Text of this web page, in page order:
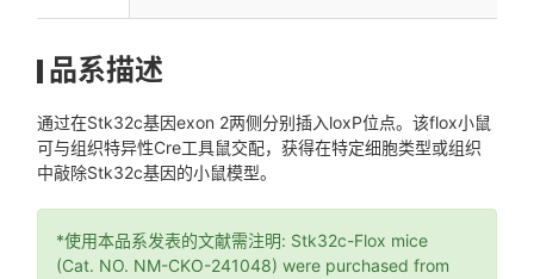
品系描述
通过在Stk32c基因exon 2两侧分别插入loxP位点。该flox小鼠
可与组织特异性Cre工具鼠交配，获得在特定细胞类型或组织
中敲除Stk32c基因的小鼠模型。
*使用本品系发表的文献需注明: Stk32c-Flox mice
(Cat. NO. NM-CKO-241048) were purchased from